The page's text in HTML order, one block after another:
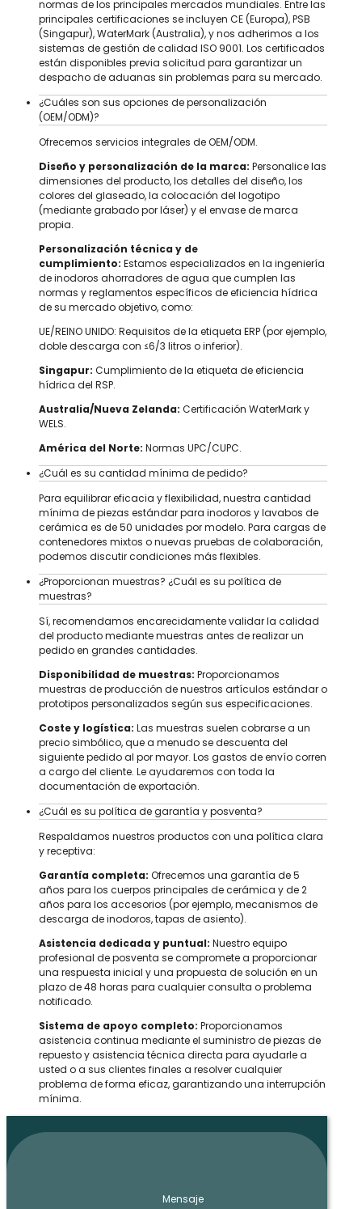
normas de los principales mercados mundiales. Entre las
principales certificaciones se incluyen CE (Europa), PSB
(Singapur), WaterMark (Australia), y nos adherimos a los
sistemas de gestión de calidad ISO 9001. Los certificados
están disponibles previa solicitud para garantizar un
despacho de aduanas sin problemas para su mercado.
¿Cuáles son sus opciones de personalización
(OEM/ODM)?
Ofrecemos servicios integrales de OEM/ODM.
Diseño y personalización de la marca: Personalice las
dimensiones del producto, los detalles del diseño, los
colores del glaseado, la colocación del logotipo
(mediante grabado por láser) y el envase de marca
propia.
Personalización técnica y de
cumplimiento: Estamos especializados en la ingeniería
de inodoros ahorradores de agua que cumplen las
normas y reglamentos específicos de eficiencia hídrica
de su mercado objetivo, como:
UE/REINO UNIDO: Requisitos de la etiqueta ERP (por ejemplo,
doble descarga con ≤6/3 litros o inferior).
Singapur: Cumplimiento de la etiqueta de eficiencia
hídrica del RSP.
Australia/Nueva Zelanda: Certificación WaterMark y
WELS.
América del Norte: Normas UPC/CUPC.
¿Cuál es su cantidad mínima de pedido?
Para equilibrar eficacia y flexibilidad, nuestra cantidad
mínima de piezas estándar para inodoros y lavabos de
cerámica es de 50 unidades por modelo. Para cargas de
contenedores mixtos o nuevas pruebas de colaboración,
podemos discutir condiciones más flexibles.
¿Proporcionan muestras? ¿Cuál es su política de
muestras?
Sí, recomendamos encarecidamente validar la calidad
del producto mediante muestras antes de realizar un
pedido en grandes cantidades.
Disponibilidad de muestras: Proporcionamos
muestras de producción de nuestros artículos estándar o
prototipos personalizados según sus especificaciones.
Coste y logística: Las muestras suelen cobrarse a un
precio simbólico, que a menudo se descuenta del
siguiente pedido al por mayor. Los gastos de envío corren
a cargo del cliente. Le ayudaremos con toda la
documentación de exportación.
¿Cuál es su política de garantía y posventa?
Respaldamos nuestros productos con una política clara
y receptiva:
Garantía completa: Ofrecemos una garantía de 5
años para los cuerpos principales de cerámica y de 2
años para los accesorios (por ejemplo, mecanismos de
descarga de inodoros, tapas de asiento).
Asistencia dedicada y puntual: Nuestro equipo
profesional de posventa se compromete a proporcionar
una respuesta inicial y una propuesta de solución en un
plazo de 48 horas para cualquier consulta o problema
notificado.
Sistema de apoyo completo: Proporcionamos
asistencia continua mediante el suministro de piezas de
repuesto y asistencia técnica directa para ayudarle a
usted o a sus clientes finales a resolver cualquier
problema de forma eficaz, garantizando una interrupción
mínima.
Mensaje